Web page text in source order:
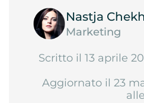
Nastja
Marketing
Scritto il 13 aprile
Aggiornato il 23